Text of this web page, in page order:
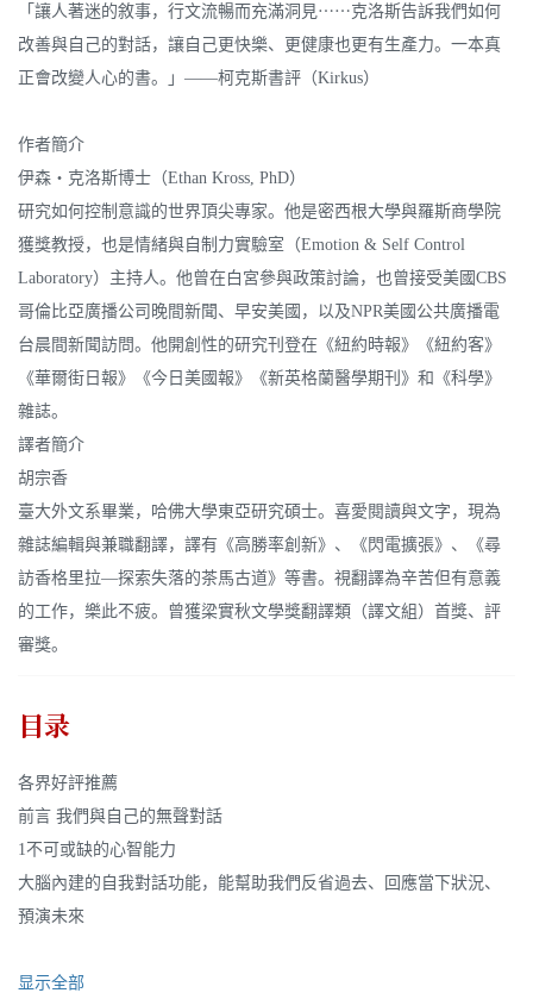
「讓人著迷的敘事，行文流暢而充滿洞見⋯⋯克洛斯告訴我們如何
改善與自己的對話，讓自己更快樂、更健康也更有生產力。一本真
正會改變人心的書。」——柯克斯書評（Kirkus）
作者簡介
伊森‧克洛斯博士（Ethan Kross, PhD）
研究如何控制意識的世界頂尖專家。他是密西根大學與羅斯商學院
獲獎教授，也是情緒與自制力實驗室（Emotion & Self Control
Laboratory）主持人。他曾在白宮參與政策討論，也曾接受美國CBS
哥倫比亞廣播公司晚間新聞、早安美國，以及NPR美國公共廣播電
台晨間新聞訪問。他開創性的研究刊登在《紐約時報》《紐約客》
《華爾街日報》《今日美國報》《新英格蘭醫學期刊》和《科學》
雜誌。
譯者簡介
胡宗香
臺大外文系畢業，哈佛大學東亞研究碩士。喜愛閱讀與文字，現為
雜誌編輯與兼職翻譯，譯有《高勝率創新》、《閃電擴張》、《尋
訪香格里拉—探索失落的茶馬古道》等書。視翻譯為辛苦但有意義
的工作，樂此不疲。曾獲梁實秋文學獎翻譯類（譯文組）首獎、評
審獎。
目录
各界好評推薦
前言 我們與自己的無聲對話
1不可或缺的心智能力
大腦內建的自我對話功能，能幫助我們反省過去、回應當下狀況、
預演未來
显示全部